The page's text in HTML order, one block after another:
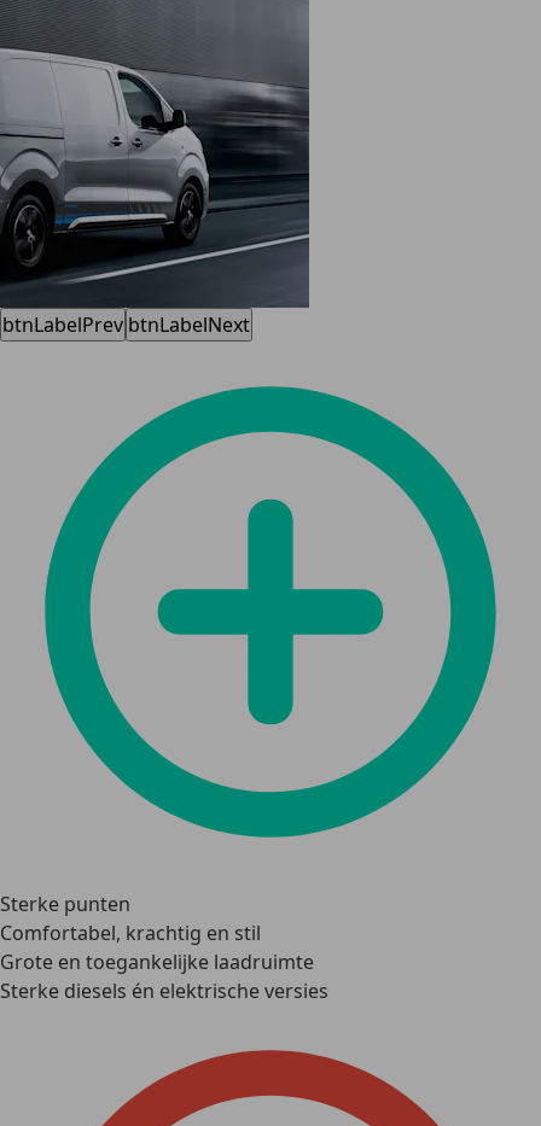
btnLabelPrev btnLabelNext
Sterke punten
Comfortabel, krachtig en stil
Grote en toegankelijke laadruimte
Sterke diesels én elektrische versies